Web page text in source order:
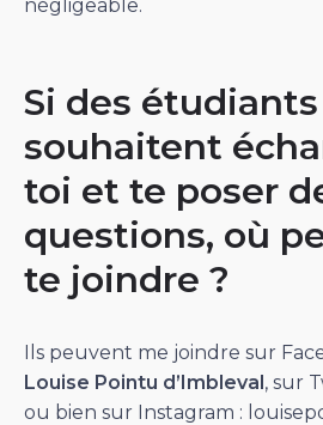
négligeable.
Si des étudiants
souhaitent
toi et te poser
questions, où
te joindre ?
Ils peuvent me joindre sur
Louise Pointu d’Imbleval, sur
ou bien sur Instagram :